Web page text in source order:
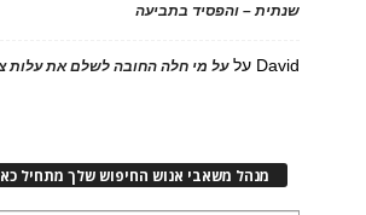
שנתית – והפסיד בתביעה
David עלעל מי חלה החובה לשלם את עלות
מנהל משאבי אנוש החיפוש שלך מתחיל